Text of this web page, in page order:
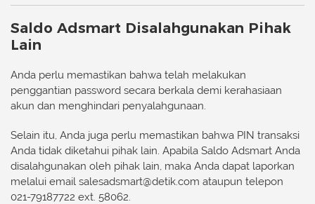
Saldo Adsmart Disalahgunakan Pihak
Lain
Anda perlu memastikan bahwa telah melakukan
penggantian password secara berkala demi kerahasiaan
akun dan menghindari penyalahgunaan.
Selain itu, Anda juga perlu memastikan bahwa PIN transaksi
Anda tidak diketahui pihak lain. Apabila Saldo Adsmart Anda
disalahgunakan oleh pihak lain, maka Anda dapat laporkan
melalui email salesadsmart@detik.com ataupun telepon
021-79187722 ext. 58062.